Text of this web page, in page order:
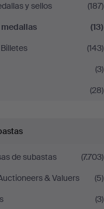
y sellos
(187)
(13)
(143)
(3)
(28)
de subastas
(7.703)
& Valuers
(5)
(3)